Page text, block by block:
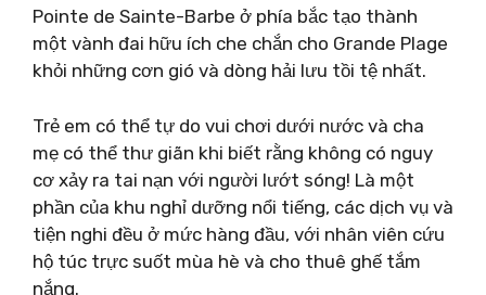
Pointe de Sainte-Barbe ở phía bắc tạo thành
một vành đai hữu ích che chắn cho Grande Plage
khỏi những cơn gió và dòng hải lưu tồi tệ nhất.
Trẻ em có thể tự do vui chơi dưới nước và cha
mẹ có thể thư giãn khi biết rằng không có nguy
cơ xảy ra tai nạn với người lướt sóng! Là một
phần của khu nghỉ dưỡng nổi tiếng, các dịch vụ và
tiện nghi đều ở mức hàng đầu, với nhân viên cứu
hộ túc trực suốt mùa hè và cho thuê ghế tắm
nắng.